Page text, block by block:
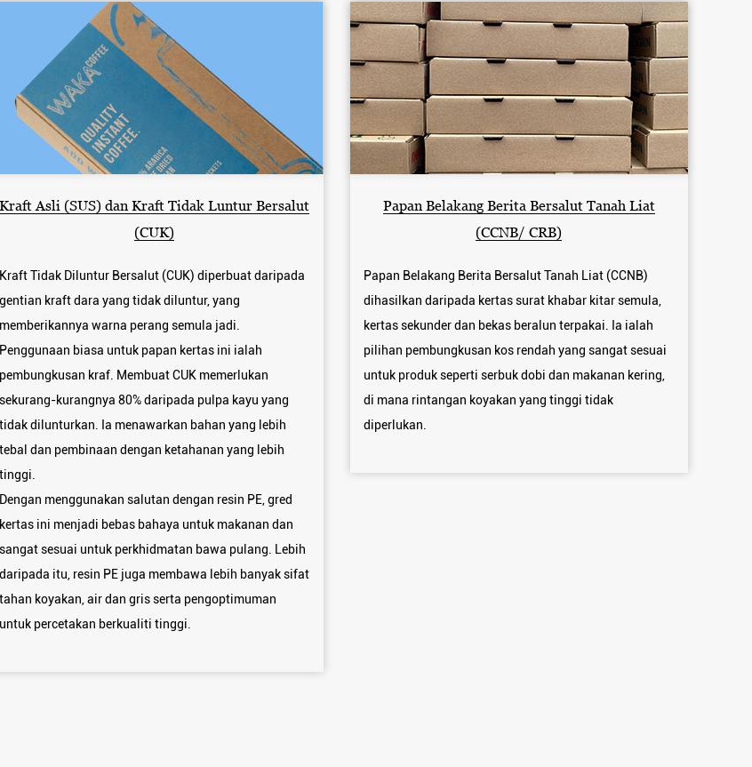
Kraft Asli (SUS) dan Kraft Tidak Luntur Bersalut
(CUK)
Kraft Tidak Diluntur Bersalut (CUK) diperbuat daripada
gentian kraft dara yang tidak diluntur, yang
memberikannya warna perang semula jadi.
Penggunaan biasa untuk papan kertas ini ialah
pembungkusan kraf. Membuat CUK memerlukan
sekurang-kurangnya 80% daripada pulpa kayu yang
tidak dilunturkan. Ia menawarkan bahan yang lebih
tebal dan pembinaan dengan ketahanan yang lebih
tinggi.
Dengan menggunakan salutan dengan resin PE, gred
kertas ini menjadi bebas bahaya untuk makanan dan
sangat sesuai untuk perkhidmatan bawa pulang. Lebih
daripada itu, resin PE juga membawa lebih banyak sifat
tahan koyakan, air dan gris serta pengoptimuman
untuk percetakan berkualiti tinggi.
Papan Belakang Berita Bersalut Tanah Liat
(CCNB/ CRB)
Papan Belakang Berita Bersalut Tanah Liat (CCNB)
dihasilkan daripada kertas surat khabar kitar semula,
kertas sekunder dan bekas beralun terpakai. Ia ialah
pilihan pembungkusan kos rendah yang sangat sesuai
untuk produk seperti serbuk dobi dan makanan kering,
di mana rintangan koyakan yang tinggi tidak
diperlukan.